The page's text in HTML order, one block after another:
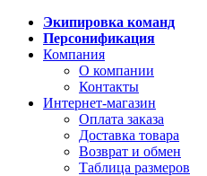
Экипировка команд
Персонификация
Компания
О компании
Контакты
Интернет-магазин
Оплата заказа
Доставка товара
Возврат и обмен
Таблица размеров